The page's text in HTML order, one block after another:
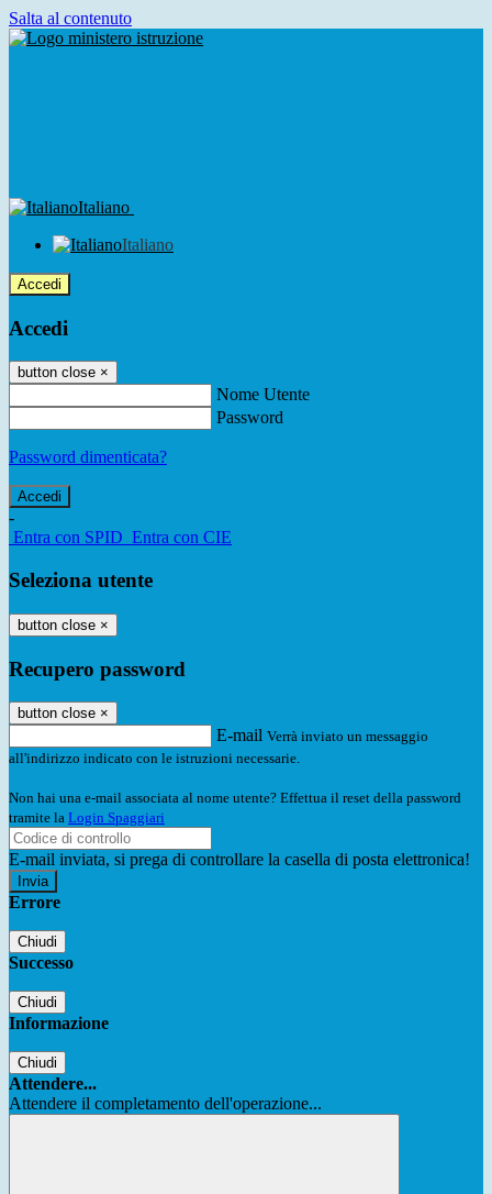
Salta al contenuto
Italiano
Italiano
Accedi
Accedi
button close ×
Nome Utente
Password
Password dimenticata?
-
Entra con SPID Entra con CIE
Seleziona utente
button close ×
Recupero password
button close ×
E-mail Verrà inviato un messaggio
all'indirizzo indicato con le istruzioni necessarie.
Non hai una e-mail associata al nome utente? Effettua il reset della password
tramite la Login Spaggiari
E-mail inviata, si prega di controllare la casella di posta elettronica!
Errore
Chiudi
Successo
Chiudi
Informazione
Chiudi
Attendere...
Attendere il completamento dell'operazione...